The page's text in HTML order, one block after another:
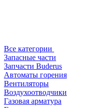
Все категории
Запасные части
Запчасти Buderus
Автоматы горения
Вентиляторы
Воздухоотводчики
Газовая арматура